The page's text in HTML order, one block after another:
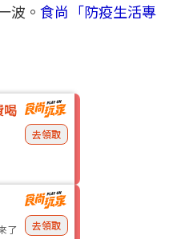
波。食尚「防疫生活專
喝
去領取
了
去領取